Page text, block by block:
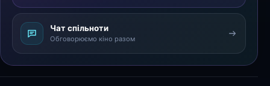
Чат спільноти
Обговорюємо кіно разом